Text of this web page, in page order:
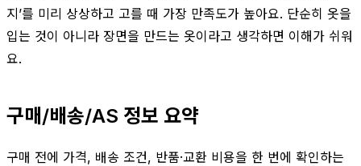
지’를 미리 상상하고 고를 때 가장 만족도가 높아요. 단순히 옷을
입는 것이 아니라 장면을 만드는 옷이라고 생각하면 이해가 쉬워
요.
구매/배송/AS 정보 요약
구매 전에 가격, 배송 조건, 반품·교환 비용을 한 번에 확인하는